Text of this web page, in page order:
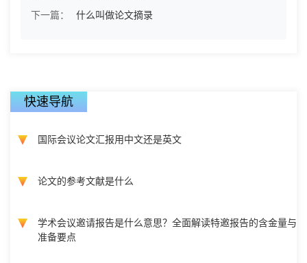
下一篇：
什么叫做论文摘录
快速导航
国际会议论文汇报用中文还是英文
论文的参考文献是什么
学术会议邀请报告是什么意思？全面解读特邀报告的含金量与
准备要点